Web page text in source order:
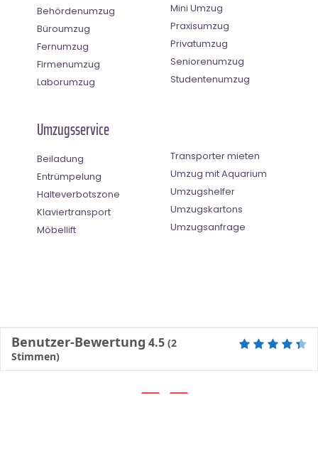
Behördenumzug
Büroumzug
Fernumzug
Firmenumzug
Laborumzug
Mini Umzug
Praxisumzug
Privatumzug
Seniorenumzug
Studentenumzug
Umzugsservice
Beiladung
Entrümpelung
Halteverbotszone
Klaviertransport
Möbellift
Transporter mieten
Umzug mit Aquarium
Umzugshelfer
Umzugskartons
Umzugsanfrage
Benutzer-Bewertung 4.5 (2
Stimmen)